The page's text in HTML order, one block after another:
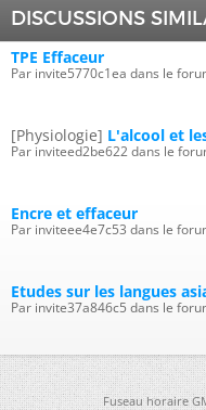
DISCUSSIONS
TPE Effaceur
Par invite5770c1ea dans le
[Physiologie] L'alcool et
Par inviteed2be622 dans le
Encre et effaceur
Par inviteee4e7c53 dans le
Etudes sur les langues
Par invite37a846c5 dans le
Fuseau horaire